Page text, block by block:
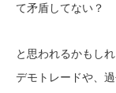
て矛盾してない？
と思われるかもし
デモトレードや、